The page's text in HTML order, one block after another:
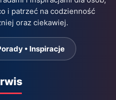
i patrzeć na codzienność
oraz ciekawiej.
• Inspiracje